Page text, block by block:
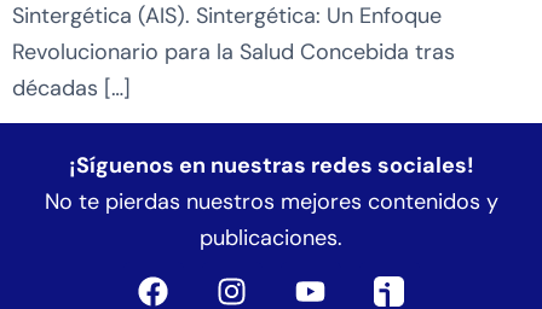
Sintergética (AIS). Sintergética: Un Enfoque
Revolucionario para la Salud Concebida tras
décadas […]
¡Síguenos en nuestras redes sociales!
No te pierdas nuestros mejores contenidos y
publicaciones.